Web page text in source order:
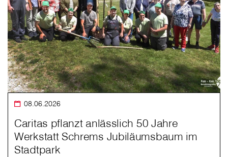
08.06.2026
Caritas pflanzt anlässlich 50 Jahre
Werkstatt Schrems Jubiläumsbaum im
Stadtpark